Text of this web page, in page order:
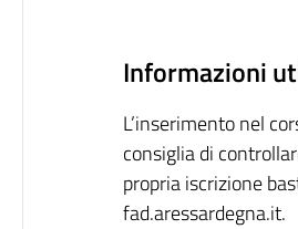
Informazioni
L’inserimento nel
consiglia di
propria iscrizione
fad.aressardegna.it. ​